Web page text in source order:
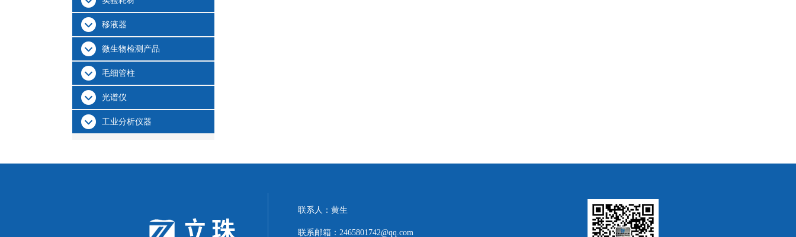
移液器
微生物检测产品
毛细管柱
光谱仪
工业分析仪器
联系人：黄生
联系邮箱：2465801742@qq.com